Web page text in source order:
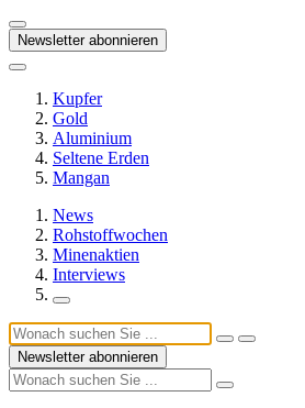
Newsletter abonnieren
Kupfer
Gold
Aluminium
Seltene Erden
Mangan
News
Rohstoffwochen
Minenaktien
Interviews
Newsletter abonnieren